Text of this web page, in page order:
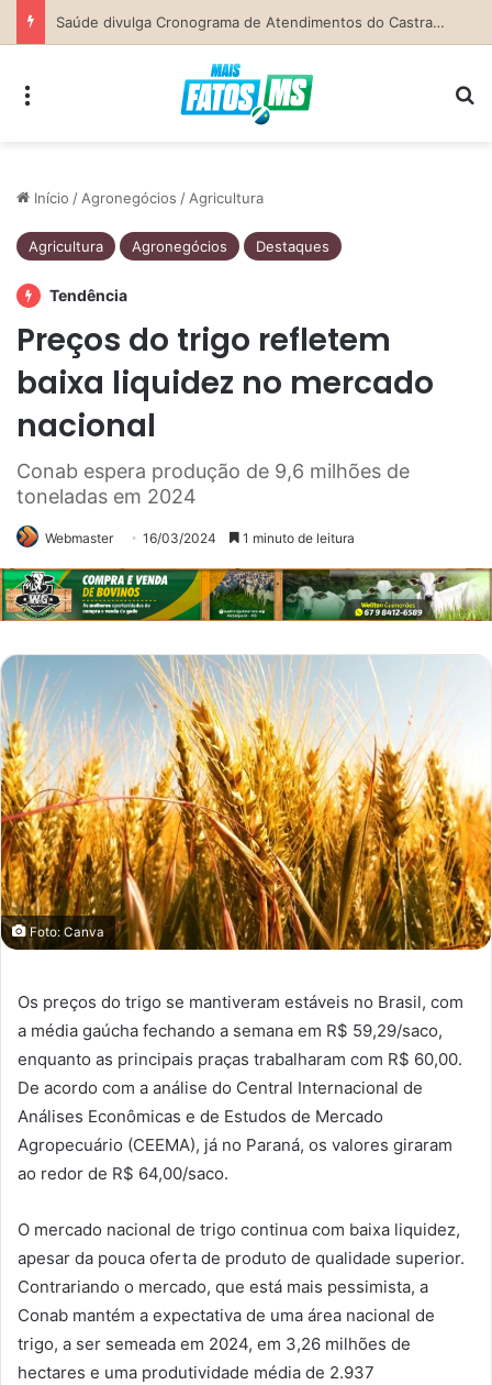
Início / Agronegócios / Agricultura
Agricultura Agronegócios Destaques
Tendência
Preços do trigo refletem
baixa liquidez no mercado
nacional
Conab espera produção de 9,6 milhões de
toneladas em 2024
Webmaster 16/03/2024 1 minuto de leitura
Foto: Canva
Os preços do trigo se mantiveram estáveis no Brasil, com
a média gaúcha fechando a semana em R$ 59,29/saco,
enquanto as principais praças trabalharam com R$ 60,00.
De acordo com a análise do Central Internacional de
Análises Econômicas e de Estudos de Mercado
Agropecuário (CEEMA), já no Paraná, os valores giraram
ao redor de R$ 64,00/saco.
O mercado nacional de trigo continua com baixa liquidez,
apesar da pouca oferta de produto de qualidade superior.
Contrariando o mercado, que está mais pessimista, a
Conab mantém a expectativa de uma área nacional de
trigo, a ser semeada em 2024, em 3,26 milhões de
hectares e uma produtividade média de 2.937